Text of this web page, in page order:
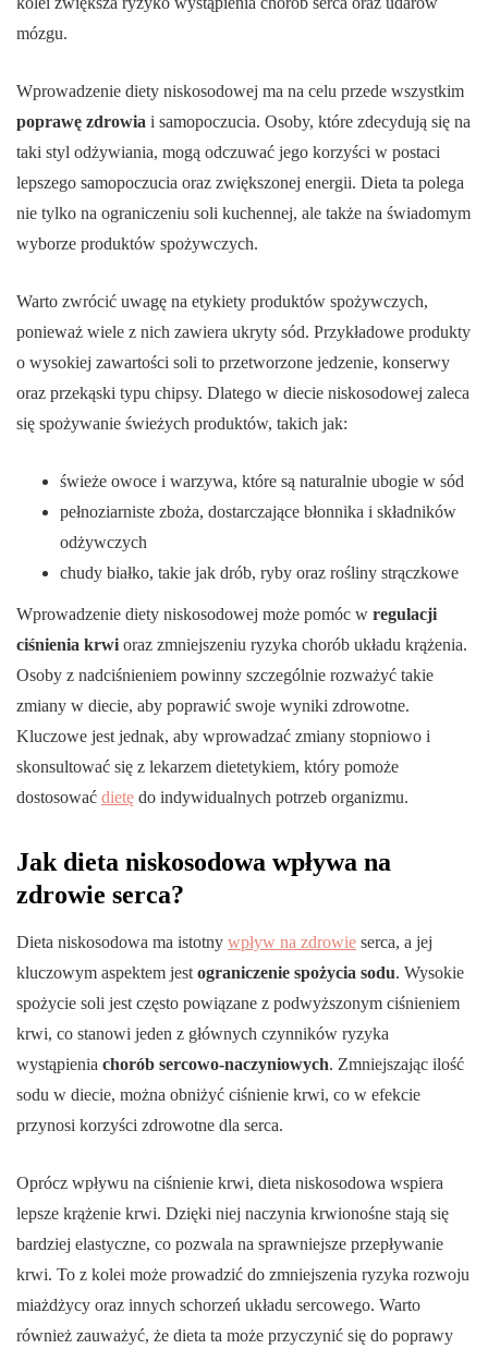
mózgu.
Wprowadzenie diety niskosodowej ma na celu przede wszystkim
poprawę zdrowia i samopoczucia. Osoby, które zdecydują się na
taki styl odżywiania, mogą odczuwać jego korzyści w postaci
lepszego samopoczucia oraz zwiększonej energii. Dieta ta polega
nie tylko na ograniczeniu soli kuchennej, ale także na świadomym
wyborze produktów spożywczych.
Warto zwrócić uwagę na etykiety produktów spożywczych,
ponieważ wiele z nich zawiera ukryty sód. Przykładowe produkty
o wysokiej zawartości soli to przetworzone jedzenie, konserwy
oraz przekąski typu chipsy. Dlatego w diecie niskosodowej zaleca
się spożywanie świeżych produktów, takich jak:
świeże owoce i warzywa, które są naturalnie ubogie w sód
pełnoziarniste zboża, dostarczające błonnika i składników
odżywczych
chudy białko, takie jak drób, ryby oraz rośliny strączkowe
Wprowadzenie diety niskosodowej może pomóc w regulacji
ciśnienia krwi oraz zmniejszeniu ryzyka chorób układu krążenia.
Osoby z nadciśnieniem powinny szczególnie rozważyć takie
zmiany w diecie, aby poprawić swoje wyniki zdrowotne.
Kluczowe jest jednak, aby wprowadzać zmiany stopniowo i
skonsultować się z lekarzem dietetykiem, który pomoże
dostosować dietę do indywidualnych potrzeb organizmu.
Jak dieta niskosodowa wpływa na
zdrowie serca?
Dieta niskosodowa ma istotny wpływ na zdrowie serca, a jej
kluczowym aspektem jest ograniczenie spożycia sodu. Wysokie
spożycie soli jest często powiązane z podwyższonym ciśnieniem
krwi, co stanowi jeden z głównych czynników ryzyka
wystąpienia chorób sercowo-naczyniowych. Zmniejszając ilość
sodu w diecie, można obniżyć ciśnienie krwi, co w efekcie
przynosi korzyści zdrowotne dla serca.
Oprócz wpływu na ciśnienie krwi, dieta niskosodowa wspiera
lepsze krążenie krwi. Dzięki niej naczynia krwionośne stają się
bardziej elastyczne, co pozwala na sprawniejsze przepływanie
krwi. To z kolei może prowadzić do zmniejszenia ryzyka rozwoju
miażdżycy oraz innych schorzeń układu sercowego. Warto
również zauważyć, że dieta ta może przyczynić się do poprawy